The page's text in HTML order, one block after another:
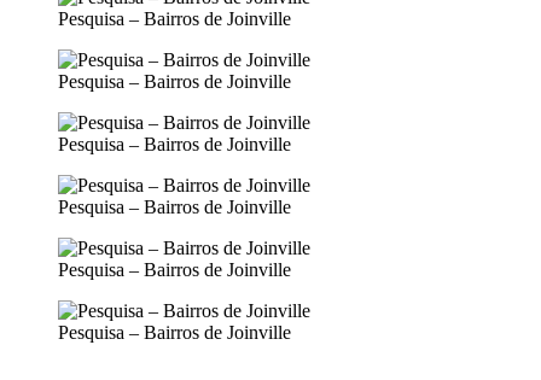
Pesquisa – Bairros de Joinville
Pesquisa – Bairros de Joinville
Pesquisa – Bairros de Joinville
Pesquisa – Bairros de Joinville
Pesquisa – Bairros de Joinville
Pesquisa – Bairros de Joinville